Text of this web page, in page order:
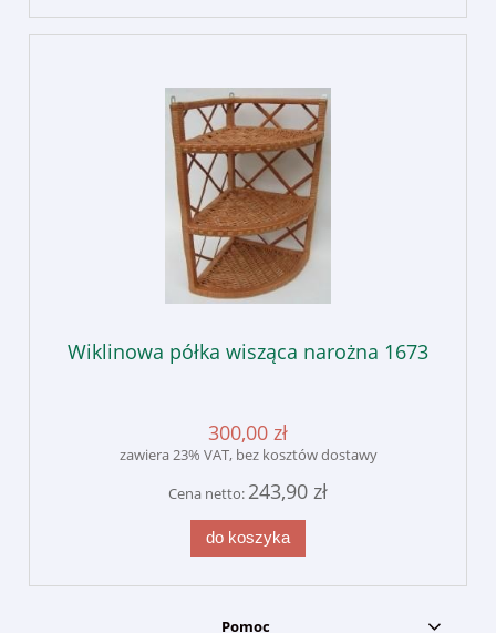
Wiklinowa półka wisząca narożna 1673
300,00 zł
zawiera 23% VAT, bez kosztów dostawy
Cena netto: 243,90 zł
do koszyka
Pomoc